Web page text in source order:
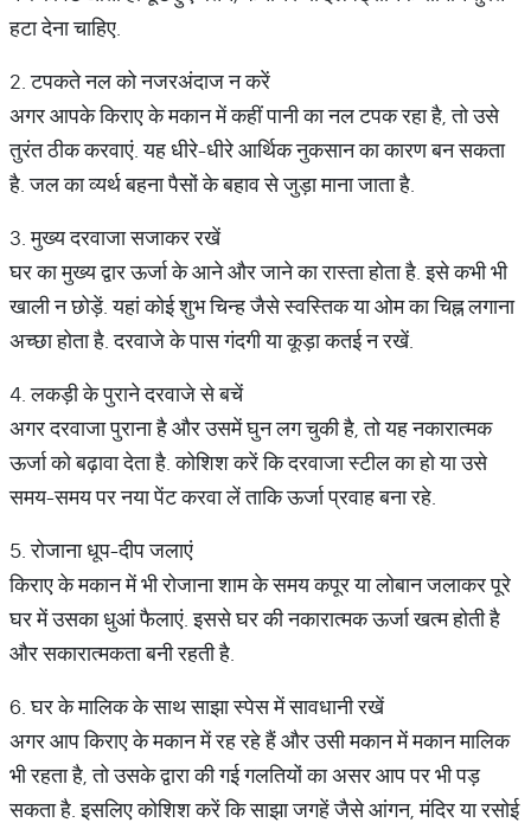
हटा देना चाहिए.
2. टपकते नल को नजरअंदाज न करें
अगर आपके किराए के मकान में कहीं पानी का नल टपक रहा है, तो उसे
तुरंत ठीक करवाएं. यह धीरे-धीरे आर्थिक नुकसान का कारण बन सकता
है. जल का व्यर्थ बहना पैसों के बहाव से जुड़ा माना जाता है.
3. मुख्य दरवाजा सजाकर रखें
घर का मुख्य द्वार ऊर्जा के आने और जाने का रास्ता होता है. इसे कभी भी
खाली न छोड़ें. यहां कोई शुभ चिन्ह जैसे स्वस्तिक या ओम का चिह्न लगाना
अच्छा होता है. दरवाजे के पास गंदगी या कूड़ा कतई न रखें.
4. लकड़ी के पुराने दरवाजे से बचें
अगर दरवाजा पुराना है और उसमें घुन लग चुकी है, तो यह नकारात्मक
ऊर्जा को बढ़ावा देता है. कोशिश करें कि दरवाजा स्टील का हो या उसे
समय-समय पर नया पेंट करवा लें ताकि ऊर्जा प्रवाह बना रहे.
5. रोजाना धूप-दीप जलाएं
किराए के मकान में भी रोजाना शाम के समय कपूर या लोबान जलाकर पूरे
घर में उसका धुआं फैलाएं. इससे घर की नकारात्मक ऊर्जा खत्म होती है
और सकारात्मकता बनी रहती है.
6. घर के मालिक के साथ साझा स्पेस में सावधानी रखें
अगर आप किराए के मकान में रह रहे हैं और उसी मकान में मकान मालिक
भी रहता है, तो उसके द्वारा की गई गलतियों का असर आप पर भी पड़
सकता है. इसलिए कोशिश करें कि साझा जगहें जैसे आंगन, मंदिर या रसोई